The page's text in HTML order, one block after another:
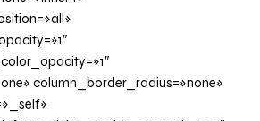
column_border_radius=»none»